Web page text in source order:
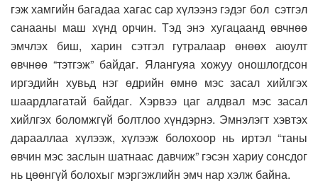
гэж хамгийн багадаа хагас сар хүлээнэ гэдэг бол сэтгэл
санааны маш хүнд орчин. Тэд энэ хугацаанд өвчнөө
эмчлэх биш, харин сэтгэл гутралаар өнөөх аюулт
өвчнөө “тэтгэж” байдаг. Ялангуяа хожуу оношлогдсон
иргэдийн хувьд нэг өдрийн өмнө мэс засал хийлгэх
шаардлагатай байдаг. Хэрвээ цаг алдвал мэс засал
хийлгэх боломжгүй болтлоо хүндэрнэ. Эмнэлэгт хэвтэх
дарааллаа хүлээж, хүлээж болохоор нь иртэл “таны
өвчин мэс заслын шатнаас давчиж” гэсэн хариу сонсдог
нь цөөнгүй болохыг мэргэжлийн эмч нар хэлж байна.